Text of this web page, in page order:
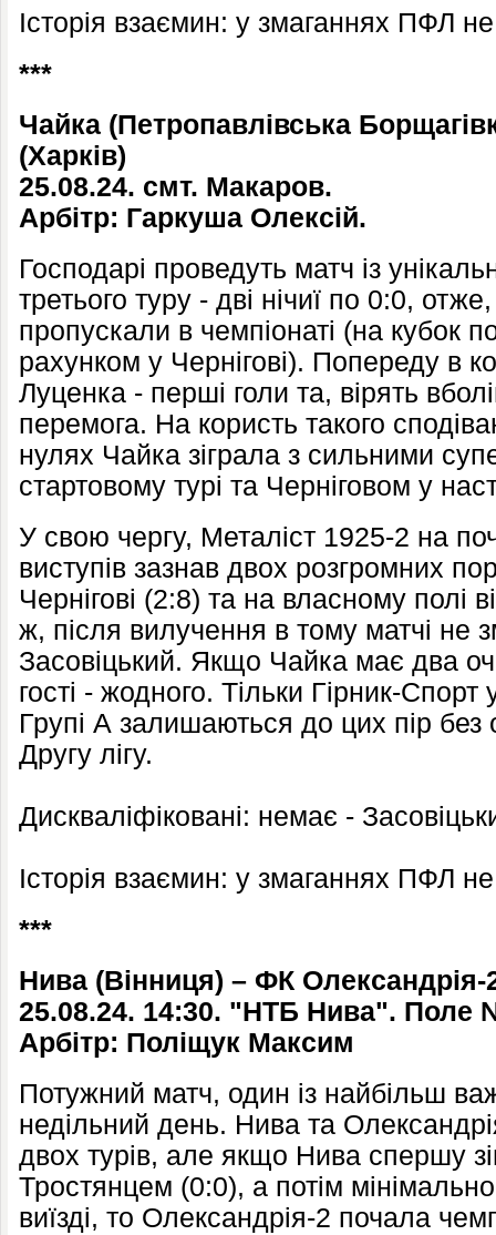
Історія взаємин: у змаганнях ПФЛ
***
Чайка (Петропавлівська
(Харків)
25.08.24. смт. Макаров.
Арбітр: Гаркуша Олексій.
Господарі проведуть матч із
третього туру - дві нічиї по 0:0,
пропускали в чемпіонаті (на кубок
рахунком у Чернігові). Попереду в
Луценка - перші голи та, вірять
перемога. На користь такого
нулях Чайка зіграла з сильними
стартовому турі та Черніговом у
У свою чергу, Металіст 1925-2 на
виступів зазнав двох розгромних
Чернігові (2:8) та на власному полі
ж, після вилучення в тому матчі не
Засовіцький. Якщо Чайка має два
гості - жодного. Тільки Гірник-
Групі А залишаються до цих пір без
Другу лігу.
Дискваліфіковані: немає -
Історія взаємин: у змаганнях ПФЛ
***
Нива (Вінниця) – ФК Олександрія-
25.08.24. 14:30. "НТБ Нива". Поле
Арбітр: Поліщук Максим
Потужний матч, один із найбільш
недільний день. Нива та
двох турів, але якщо Нива спершу
Тростянцем (0:0), а потім
виїзді, то Олександрія-2 почала